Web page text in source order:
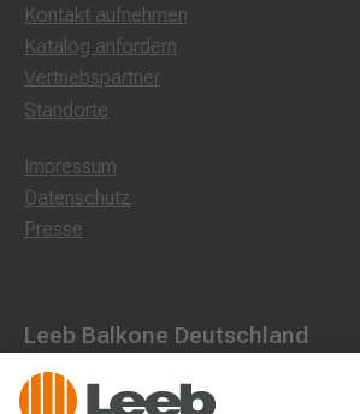
Kontakt aufnehmen
Katalog anfordern
Vertriebspartner
Standorte
Impressum
Datenschutz
Presse
Leeb Balkone Deutschland
Dorfstraße 10, 85662 Hohenbrunn